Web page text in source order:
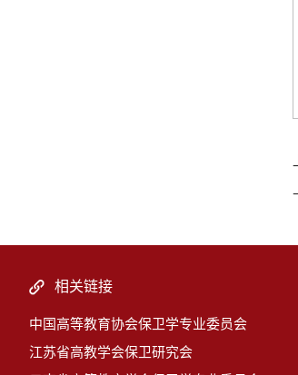
相关链接
中国高等教育协会保卫学专业委员会
江苏省高教学会保卫研究会